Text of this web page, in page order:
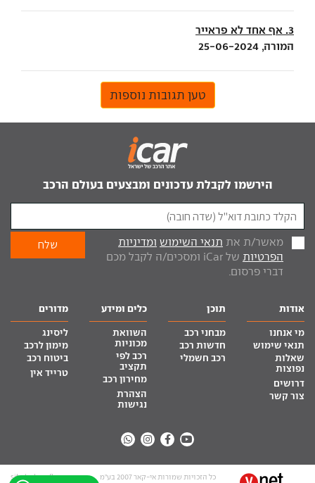
3. אף אחד לא פראייר
המורה, 25-06-2024
טען תגובות נוספות
הירשמו לקבלת עדכונים ומבצעים בעולם הרכב
מאשר/ת את תנאי השימוש ומדיניות
הפרטיות
של iCar ומסכים/ה לקבל מכם
דברי פרסום.
אודות
מי אנחנו
תנאי שימוש
שאלות
נפוצות
דרושים
צור קשר
תוכן
מבחני רכב
חדשות רכב
רכב חשמלי
כלים ומידע
השוואת
מכוניות
רכב לפי
תקציב
מחירון רכב
הצהרת
נגישות
מדורים
ליסינג
מימון לרכב
ביטוח רכב
טרייד אין
כל הזכויות שמורות אי-קאר 2007 בע”מ site by tq.soft